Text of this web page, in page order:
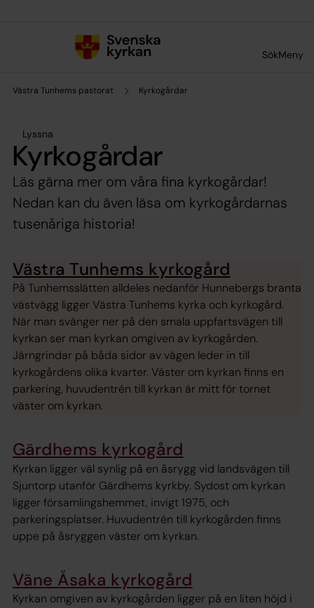
SökMeny
Västra Tunhems pastorat Kyrkogårdar
Lyssna
Kyrkogårdar
Läs gärna mer om våra fina kyrkogårdar!
Nedan kan du även läsa om kyrkogårdarnas
tusenåriga historia!
Västra Tunhems kyrkogård
På Tunhemsslätten alldeles nedanför Hunnebergs branta
västvägg ligger Västra Tunhems kyrka och kyrkogård.
När man svänger ner på den smala uppfartsvägen till
kyrkan ser man kyrkan omgiven av kyrkogården.
Järngrindar på båda sidor av vägen leder in till
kyrkogårdens olika kvarter. Väster om kyrkan finns en
parkering, huvudentrén till kyrkan är mitt för tornet
väster om kyrkan.
Gärdhems kyrkogård
Kyrkan ligger väl synlig på en åsrygg vid landsvägen till
Sjuntorp utanför Gärdhems kyrkby. Sydost om kyrkan
ligger församlingshemmet, invigt 1975, och
parkeringsplatser. Huvudentrén till kyrkogården finns
uppe på åsryggen väster om kyrkan.
Väne Åsaka kyrkogård
Kyrkan omgiven av kyrkogården ligger på en liten höjd i